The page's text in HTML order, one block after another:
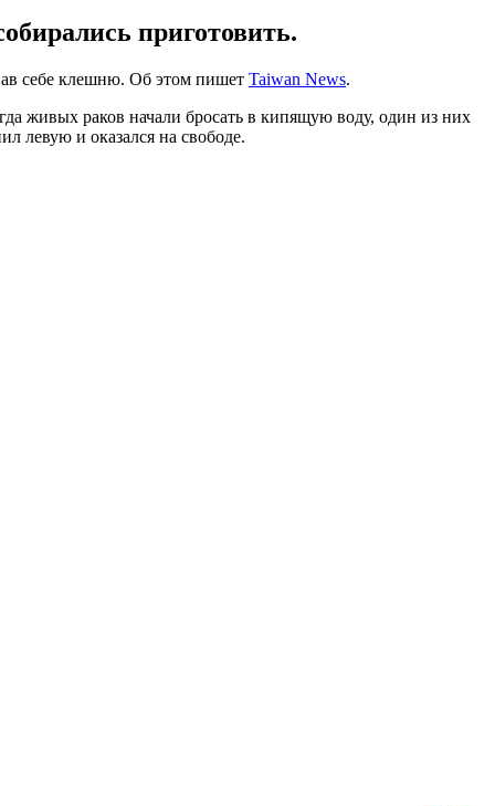
приготовить.
себе клешню. Об этом пишет Taiwan News.
живых раков начали бросать в кипящую воду, один из них
левую и оказался на свободе.